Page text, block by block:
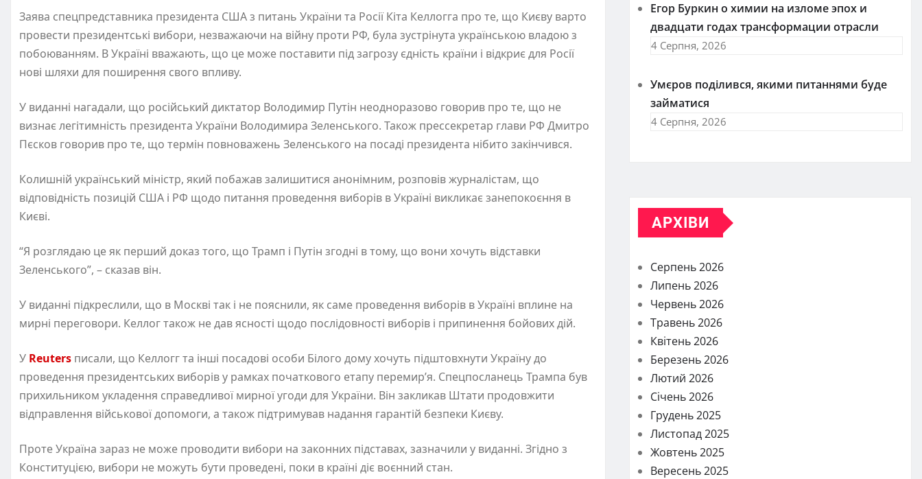
Заява спецпредставника президента США з питань України та Росії Кіта Келлогга про те, що Києву варто
провести президентські вибори, незважаючи на війну проти РФ, була зустрінута українською владою з
побоюванням. В Україні вважають, що це може поставити під загрозу єдність країни і відкриє для Росії
нові шляхи для поширення свого впливу.
У виданні нагадали, що російський диктатор Володимир Путін неодноразово говорив про те, що не
визнає легітимність президента України Володимира Зеленського. Також прессекретар глави РФ Дмитро
Пєсков говорив про те, що термін повноважень Зеленського на посаді президента нібито закінчився.
Колишній український міністр, який побажав залишитися анонімним, розповів журналістам, що
відповідність позицій США і РФ щодо питання проведення виборів в Україні викликає занепокоєння в
Києві.
“Я розглядаю це як перший доказ того, що Трамп і Путін згодні в тому, що вони хочуть відставки
Зеленського”, – сказав він.
У виданні підкреслили, що в Москві так і не пояснили, як саме проведення виборів в Україні вплине на
мирні переговори. Келлог також не дав ясності щодо послідовності виборів і припинення бойових дій.
У Reuters писали, що Келлогг та інші посадові особи Білого дому хочуть підштовхнути Україну до
проведення президентських виборів у рамках початкового етапу перемир’я. Спецпосланець Трампа був
прихильником укладення справедливої мирної угоди для України. Він закликав Штати продовжити
відправлення військової допомоги, а також підтримував надання гарантій безпеки Києву.
Проте Україна зараз не може проводити вибори на законних підставах, зазначили у виданні. Згідно з
Конституцією, вибори не можуть бути проведені, поки в країні діє воєнний стан.
Егор Буркин о химии на изломе эпох и
двадцати годах трансформации отрасли
4 Серпня, 2026
Умєров поділився, якими питаннями буде
займатися
4 Серпня, 2026
АРХІВИ
Серпень 2026
Липень 2026
Червень 2026
Травень 2026
Квітень 2026
Березень 2026
Лютий 2026
Січень 2026
Грудень 2025
Листопад 2025
Жовтень 2025
Вересень 2025